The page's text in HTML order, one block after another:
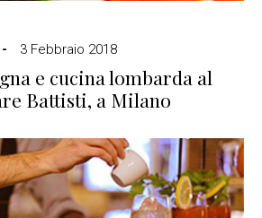
3 Febbraio 2018
e cucina lombarda al
Battisti, a Milano